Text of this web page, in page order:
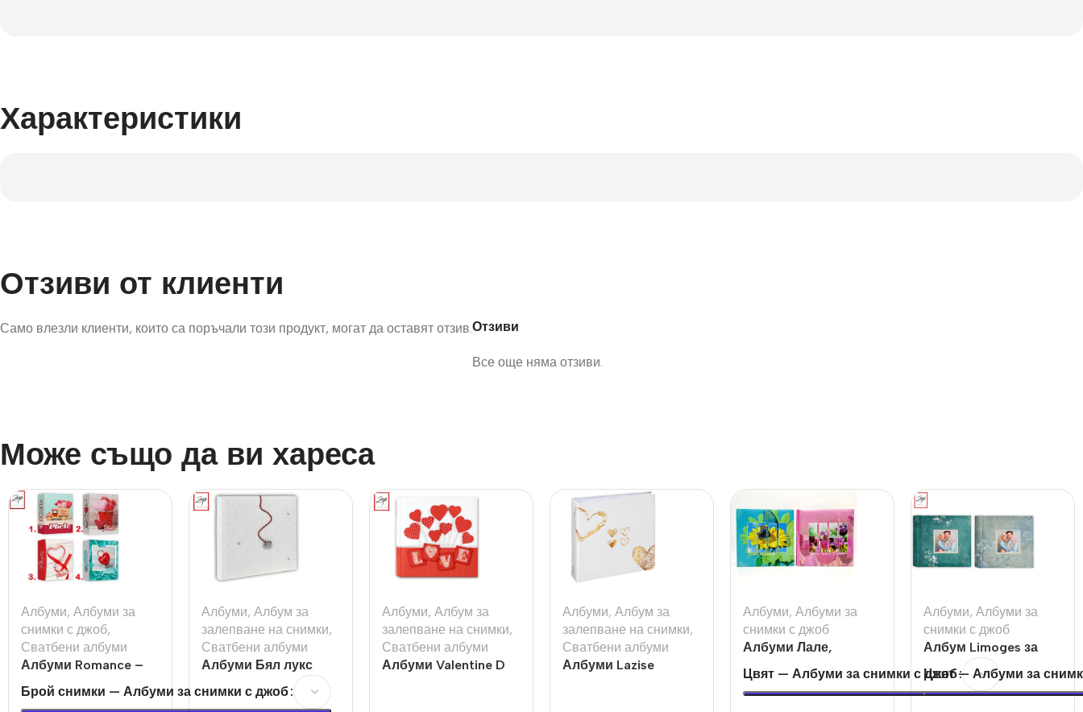
Характеристики
Отзиви от клиенти
Отзиви
Все още няма отзиви.
Само влезли клиенти, които са поръчали този продукт, могат да оставят отзив.
Може също да ви хареса
Албуми, Албуми за
снимки с джоб,
Сватбени албуми
Албуми Romance –
10х15 100бр и 200бр
Брой снимки — Албуми за снимки с джоб
Албуми, Албум за
залепване на снимки,
Сватбени албуми
Албуми Бял лукс
Албуми, Албум за
залепване на снимки,
Сватбени албуми
Албуми Valentine D
Албуми, Албум за
залепване на снимки,
Сватбени албуми
Албуми Lazise
Албуми, Албуми за
снимки с джоб
Албуми Лале,
Слънчоглед за 120бр
Цвят — Албуми за снимки с джоб
Албуми, Албуми за
снимки с джоб
Албум Limoges за
200бр 10х15см
Цвят — Албуми за